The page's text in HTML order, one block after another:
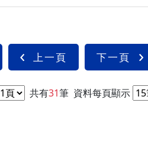
上一頁 下一頁
共有31筆 資料每頁顯示